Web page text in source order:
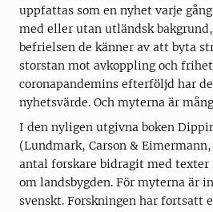
uppfattas som en nyhet varje
med eller utan utländsk
befrielsen de känner av att byta
storstan mot avkoppling och
coronapandemins efterföljd har
nyhetsvärde. Och myterna är
I den nyligen utgivna boken
(Lundmark, Carson &
antal forskare bidragit med
om landsbygden. För myterna är
svenskt. Forskningen har fortsatt